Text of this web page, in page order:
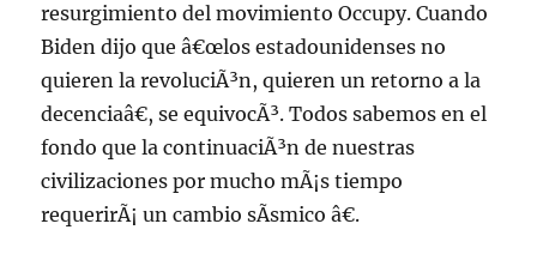
resurgimiento del movimiento Occupy. Cuando
Biden dijo que â€œlos estadounidenses no
quieren la revoluciÃ³n, quieren un retorno a la
decenciaâ€, se equivocÃ³. Todos sabemos en el
fondo que la continuaciÃ³n de nuestras
civilizaciones por mucho mÃ¡s tiempo
requerirÃ¡ un cambio sÃ­smico â€.